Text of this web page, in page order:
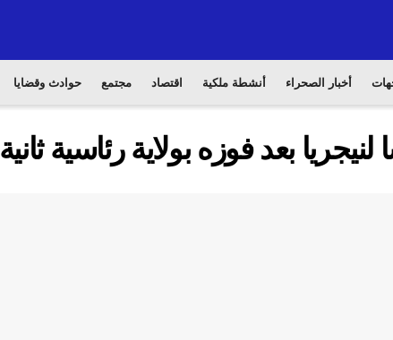
أخبار الصحراء أنشطة ملكية اقتصاد مجتمع حوادث وقضايا
بعد فوزه بولاية رئاسية ثانية